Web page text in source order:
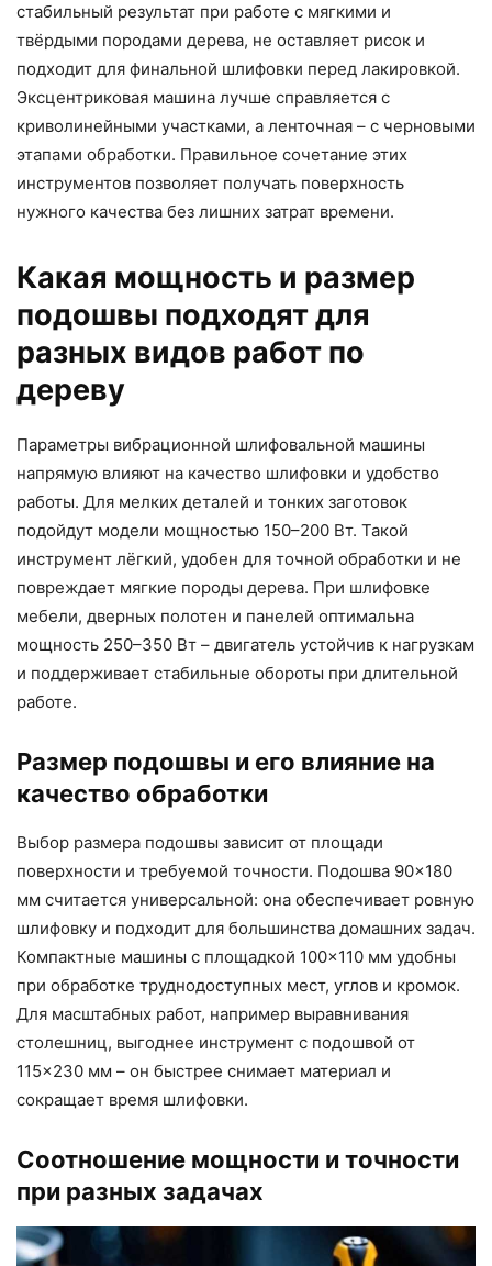
стабильный результат при работе с мягкими и
твёрдыми породами дерева, не оставляет рисок и
подходит для финальной шлифовки перед лакировкой.
Эксцентриковая машина лучше справляется с
криволинейными участками, а ленточная – с черновыми
этапами обработки. Правильное сочетание этих
инструментов позволяет получать поверхность
нужного качества без лишних затрат времени.
Какая мощность и размер
подошвы подходят для
разных видов работ по
дереву
Параметры вибрационной шлифовальной машины
напрямую влияют на качество шлифовки и удобство
работы. Для мелких деталей и тонких заготовок
подойдут модели мощностью 150–200 Вт. Такой
инструмент лёгкий, удобен для точной обработки и не
повреждает мягкие породы дерева. При шлифовке
мебели, дверных полотен и панелей оптимальна
мощность 250–350 Вт – двигатель устойчив к нагрузкам
и поддерживает стабильные обороты при длительной
работе.
Размер подошвы и его влияние на
качество обработки
Выбор размера подошвы зависит от площади
поверхности и требуемой точности. Подошва 90×180
мм считается универсальной: она обеспечивает ровную
шлифовку и подходит для большинства домашних задач.
Компактные машины с площадкой 100×110 мм удобны
при обработке труднодоступных мест, углов и кромок.
Для масштабных работ, например выравнивания
столешниц, выгоднее инструмент с подошвой от
115×230 мм – он быстрее снимает материал и
сокращает время шлифовки.
Соотношение мощности и точности
при разных задачах